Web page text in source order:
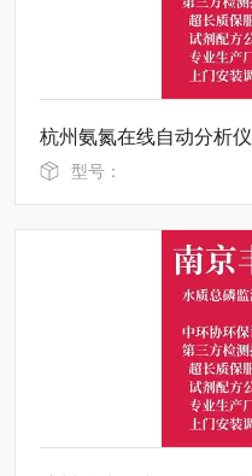
杭州氨氮在线自动分析仪
型号：